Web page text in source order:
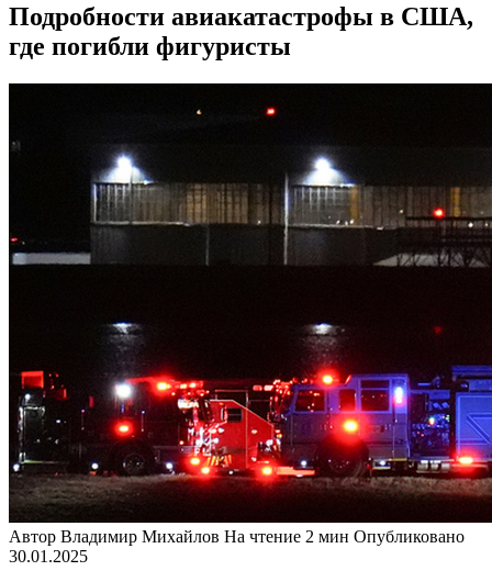
Подробности авиакатастрофы в США,
где погибли фигуристы
Автор Владимир Михайлов На чтение 2 мин Опубликовано
30.01.2025